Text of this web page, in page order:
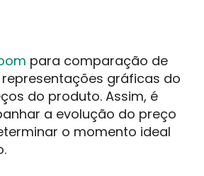
para comparação de
gráficas do
do produto. Assim, é
a evolução do preço
o momento ideal